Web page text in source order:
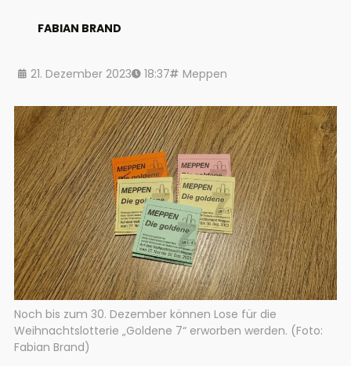
FABIAN BRAND
21. Dezember 2023 18:37 Meppen
Noch bis zum 30. Dezember können Lose für die
Weihnachtslotterie „Goldene 7“ erworben werden. (Foto:
Fabian Brand)